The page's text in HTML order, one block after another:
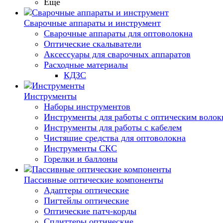
Еще
Сварочные аппараты и инструмент
Сварочные аппараты для оптоволокна
Оптические скалыватели
Аксессуары для сварочных аппаратов
Расходные материалы
КДЗС
Инструменты
Наборы инструментов
Инструменты для работы с оптическим
Инструменты для работы с кабелем
Чистящие средства для оптоволокна
Инструменты СКС
Горелки и баллоны
Пассивные оптические компоненты
Адаптеры оптические
Пигтейлы оптические
Оптические патч-корды